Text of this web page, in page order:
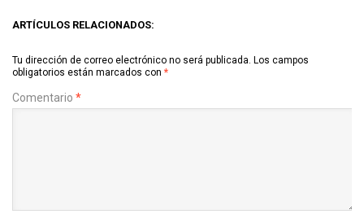
ARTÍCULOS RELACIONADOS:
Tu dirección de correo electrónico no será publicada. Los campos
obligatorios están marcados con *
Comentario *